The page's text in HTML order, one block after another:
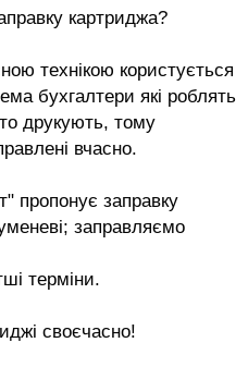
картриджа?
технікою користується
бухгалтери які роблять
друкують, тому
вчасно.
пропонує заправку
заправляємо
терміни.
своєчасно!